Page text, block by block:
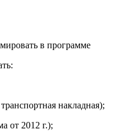
в программе
накладная);
от 2012 г.);